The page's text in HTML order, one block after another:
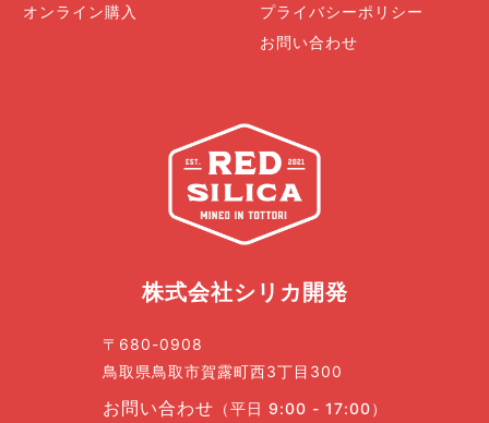
オンライン購入
プライバシーポリシー
お問い合わせ
株式会社シリカ開発
〒680-0908
鳥取県鳥取市賀露町西3丁目300
お問い合わせ （平日 9:00 - 17:00）